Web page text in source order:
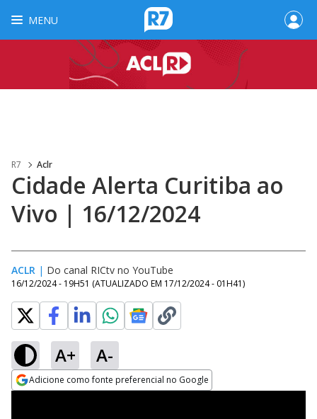
MENU
R7 Aclr
Cidade Alerta Curitiba ao
Vivo | 16/12/2024
ACLR | Do canal RICtv no YouTube
16/12/2024 - 19H51 (ATUALIZADO EM 17/12/2024 - 01H41)
A+ A-
Adicione como fonte preferencial no Google